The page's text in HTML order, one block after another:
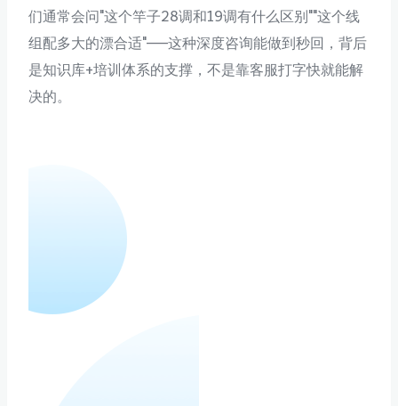
们通常会问"这个竿子28调和19调有什么区别""这个线
组配多大的漂合适"——这种深度咨询能做到秒回，背后
是知识库+培训体系的支撑，不是靠客服打字快就能解
决的。